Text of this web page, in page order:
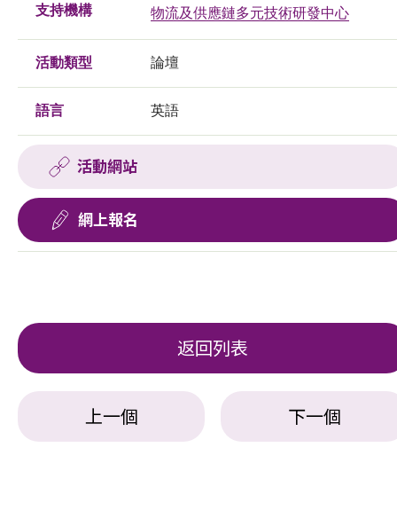
支持機構 物流及供應鏈多元技術研發中心
活動類型 論壇
語言 英語
活動網站
網上報名
返回列表
上一個 下一個